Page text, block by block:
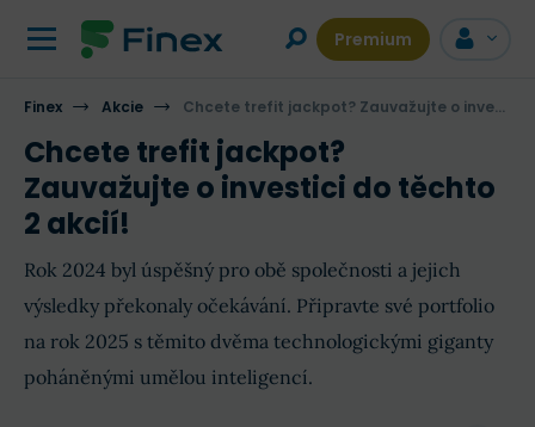
Premium
Finex Akcie Chcete trefit jackpot? Zauvažujte o investici do těchto 2 akcií!
Chcete trefit jackpot?
Zauvažujte o investici do těchto
2 akcií!
Rok 2024 byl úspěšný pro obě společnosti a jejich
výsledky překonaly očekávání. Připravte své portfolio
na rok 2025 s těmito dvěma technologickými giganty
poháněnými umělou inteligencí.